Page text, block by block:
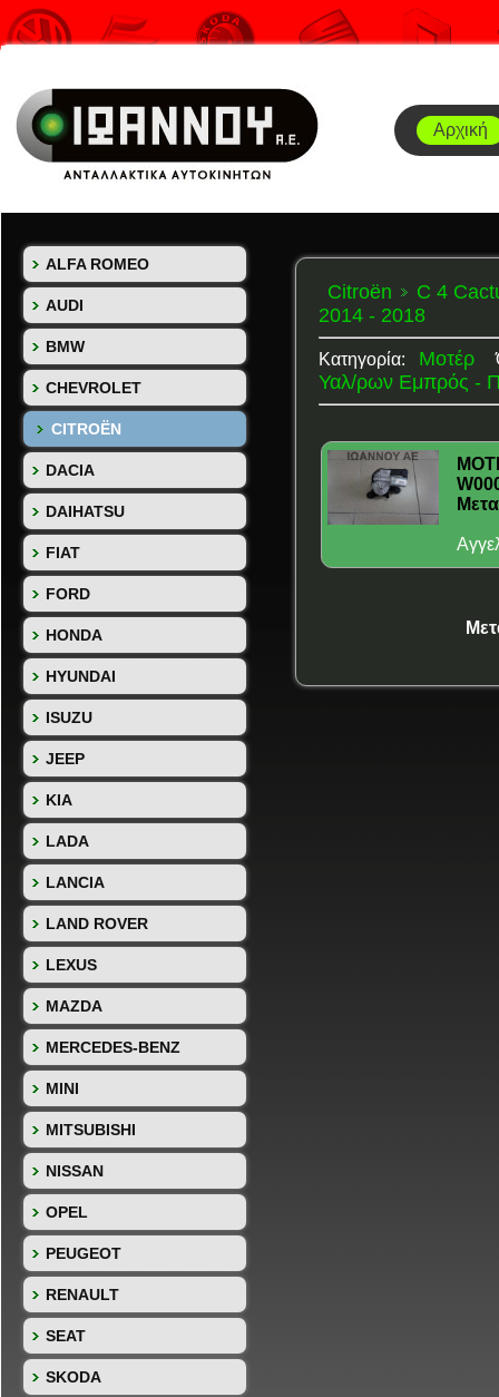
Αρχική
ALFA ROMEO
AUDI
BMW
CHEVROLET
CITROËN
DACIA
DAIHATSU
FIAT
FORD
HONDA
HYUNDAI
ISUZU
JEEP
KIA
LADA
LANCIA
LAND ROVER
LEXUS
MAZDA
MERCEDES-BENZ
MINI
MITSUBISHI
NISSAN
OPEL
PEUGEOT
RENAULT
SEAT
SKODA
Citroën
C 4
2014 - 2018
Κατηγορία:
Μοτέρ
Υαλ/ρων Εμπρός -